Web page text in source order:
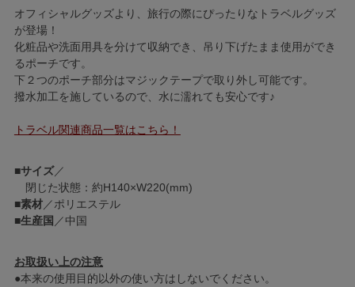
オフィシャルグッズより、旅行の際にぴったりなトラベルグッズ
が登場！
化粧品や洗面用具を分けて収納でき、吊り下げたまま使用ができ
るポーチです。
下２つのポーチ部分はマジックテープで取り外し可能です。
撥水加工を施しているので、水に濡れても安心です♪
トラベル関連商品一覧はこちら！
■サイズ／
閉じた状態：約H140×W220(mm)
■素材／ポリエステル
■生産国 ／中国
お取扱い上の注意
●本来の使用目的以外の使い方はしないでください。